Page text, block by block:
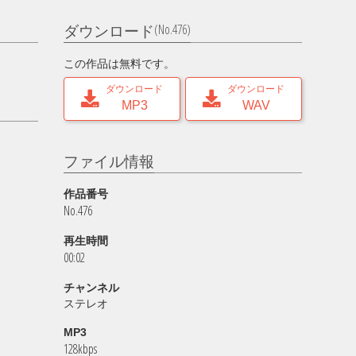
ダウンロード(No.476)
この作品は無料です。
ダウンロード
MP3
ダウンロード
WAV
ファイル情報
作品番号
No.476
再生時間
00:02
チャンネル
ステレオ
MP3
128kbps